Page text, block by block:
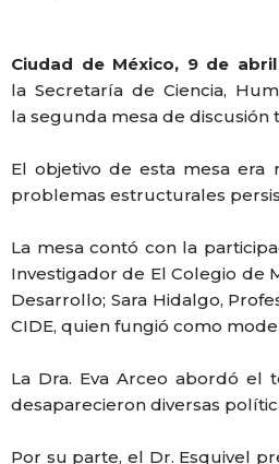
Ciudad de México, 9 de
la Secretaría de Ciencia,
la segunda mesa de discusión
El objetivo de esta mesa era
problemas estructurales
La mesa contó con la
Investigador de El Colegio de
Desarrollo; Sara Hidalgo,
CIDE, quien fungió como
La Dra. Eva Arceo abordó el
desaparecieron diversas
Por su parte, el Dr. Esquivel